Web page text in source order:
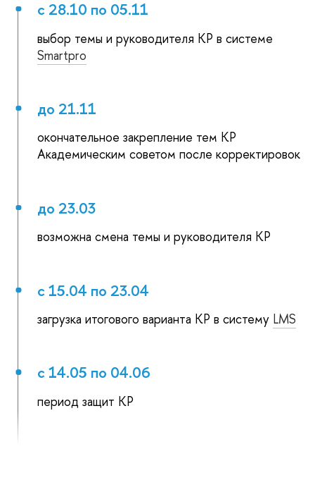
с 28.10 по 05.11
выбор темы и руководителя КР в системе
Smartpro
до 21.11
окончательное закрепление тем КР
Академическим советом после корректировок
до 23.03
возможна смена темы и руководителя КР
с 15.04 по 23.04
загрузка итогового варианта КР в систему LMS
с 14.05 по 04.06
период защит КР